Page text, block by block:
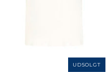
UDSOLGT